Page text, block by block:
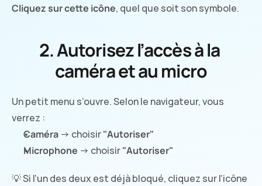
Cliquez sur cette icône, quel que soit son symbole.
2. Autorisez l’accès à la
caméra et au micro
Un petit menu s’ouvre. Selon le navigateur, vous
verrez :
Caméra → choisir "Autoriser"
Microphone → choisir "Autoriser"
💡 Si l’un des deux est déjà bloqué, cliquez sur l’icône